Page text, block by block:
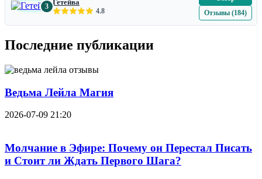
3 Гетейва
4.8
Отзывы (184)
Последние публикации
Ведьма Лейла Магия
2026-07-09 21:20
Молчание в Эфире: Почему он Перестал Писать
и Стоит ли Ждать Первого Шага?